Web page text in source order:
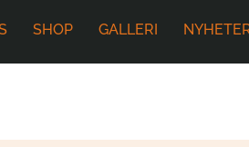
SHOP GALLERI